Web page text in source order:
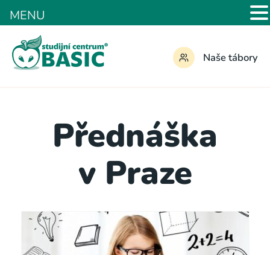
Naše tábory
Přednáška
v Praze
MENU